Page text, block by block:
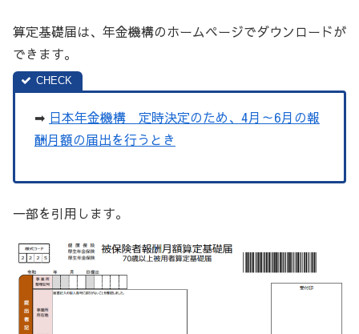
算定基礎届は、年金機構のホームページでダウンロードが
できます。
➡ 日本年金機構 定時決定のため、4月～6月の報
酬月額の届出を行うとき
一部を引用します。